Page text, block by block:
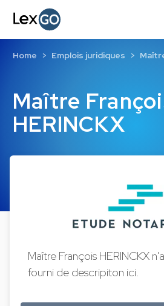
Maître
HERINCKX
Home Emplois juridiques
Maître François HERINCKX
fourni de descripiton ici.